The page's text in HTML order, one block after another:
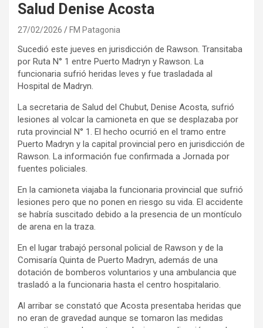
Salud Denise Acosta
27/02/2026 FM Patagonia
Sucedió este jueves en jurisdicción de Rawson. Transitaba
por Ruta N° 1 entre Puerto Madryn y Rawson. La
funcionaria sufrió heridas leves y fue trasladada al
Hospital de Madryn.
La secretaria de Salud del Chubut, Denise Acosta, sufrió
lesiones al volcar la camioneta en que se desplazaba por
ruta provincial N° 1. El hecho ocurrió en el tramo entre
Puerto Madryn y la capital provincial pero en jurisdicción de
Rawson. La información fue confirmada a Jornada por
fuentes policiales.
En la camioneta viajaba la funcionaria provincial que sufrió
lesiones pero que no ponen en riesgo su vida. El accidente
se habría suscitado debido a la presencia de un montículo
de arena en la traza.
En el lugar trabajó personal policial de Rawson y de la
Comisaría Quinta de Puerto Madryn, además de una
dotación de bomberos voluntarios y una ambulancia que
trasladó a la funcionaria hasta el centro hospitalario.
Al arribar se constató que Acosta presentaba heridas que
no eran de gravedad aunque se tomaron las medidas